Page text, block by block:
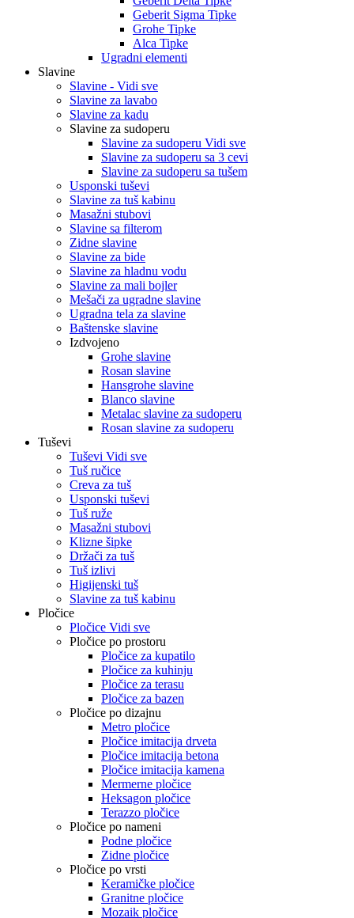
Geberit Sigma Tipke
Grohe Tipke
Alca Tipke
Ugradni elementi
Slavine
Slavine - Vidi sve
Slavine za lavabo
Slavine za kadu
Slavine za sudoperu
Slavine za sudoperu Vidi sve
Slavine za sudoperu sa 3 cevi
Slavine za sudoperu sa tušem
Usponski tuševi
Slavine za tuš kabinu
Masažni stubovi
Slavine sa filterom
Zidne slavine
Slavine za bide
Slavine za hladnu vodu
Slavine za mali bojler
Mešači za ugradne slavine
Ugradna tela za slavine
Baštenske slavine
Izdvojeno
Grohe slavine
Rosan slavine
Hansgrohe slavine
Blanco slavine
Metalac slavine za sudoperu
Rosan slavine za sudoperu
Tuševi
Tuševi Vidi sve
Tuš ručice
Creva za tuš
Usponski tuševi
Tuš ruže
Masažni stubovi
Klizne šipke
Držači za tuš
Tuš izlivi
Higijenski tuš
Slavine za tuš kabinu
Pločice
Pločice Vidi sve
Pločice po prostoru
Pločice za kupatilo
Pločice za kuhinju
Pločice za terasu
Pločice za bazen
Pločice po dizajnu
Metro pločice
Pločice imitacija drveta
Pločice imitacija betona
Pločice imitacija kamena
Mermerne pločice
Heksagon pločice
Terazzo pločice
Pločice po nameni
Podne pločice
Zidne pločice
Pločice po vrsti
Keramičke pločice
Granitne pločice
Mozaik pločice